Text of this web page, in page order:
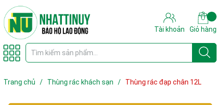
Tài khoản Giỏ hàng
Trang chủ / Thùng rác khách sạn /
Thùng rác đạp chân 12L